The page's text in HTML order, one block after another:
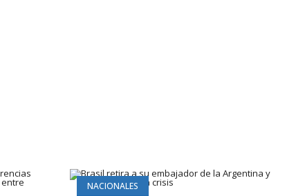
NACIONALES